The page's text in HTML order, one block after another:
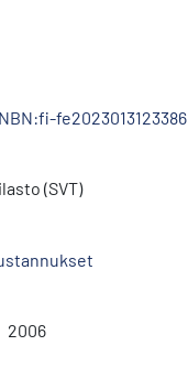
fe2023013123386
(SVT)
2006